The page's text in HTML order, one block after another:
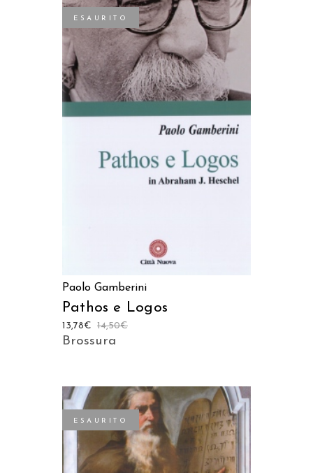
ESAURITO
LEGGI TUTTO
Paolo Gamberini
Pathos e Logos
14,50€
13,78€
Brossura
ESAURITO